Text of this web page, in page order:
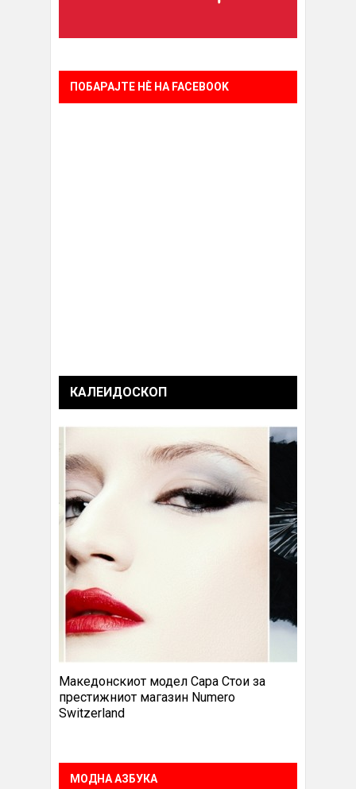
ПОБАРАЈТЕ НÈ НА FACEBOOK
КАЛЕИДОСКОП
Македонскиот модел Сара Стои за
престижниот магазин Numero
Switzerland
МОДНА АЗБУКА